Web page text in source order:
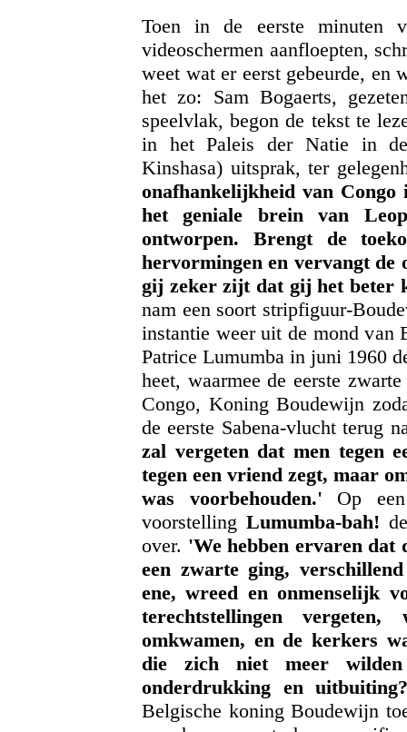
Toen in de eerste minuten
videoschermen aanfloepten,
weet wat er eerst gebeurde, en
het zo: Sam Bogaerts,
speelvlak, begon de tekst te
in het Paleis der Natie in de
Kinshasa) uitsprak, ter
onafhankelijkheid van
het geniale brein van
ontworpen. Brengt de
hervormingen en vervangt de
gij zeker zijt dat gij het beter
nam een soort stripfiguur-
instantie weer uit de mond van
Patrice Lumumba in juni 1960
heet, waarmee de eerste
Congo, Koning Boudewijn
de eerste Sabena-vlucht terug
zal vergeten dat men tegen
tegen een vriend zegt, maar
was voorbehouden.' Op
voorstellingLumumba-bah!
over. 'We hebben ervaren dat
een zwarte ging,
ene, wreed en onmenselijk
terechtstellingen
omkwamen, en de kerkers
die zich niet meer
onderdrukking en
Belgische koning Boudewijn